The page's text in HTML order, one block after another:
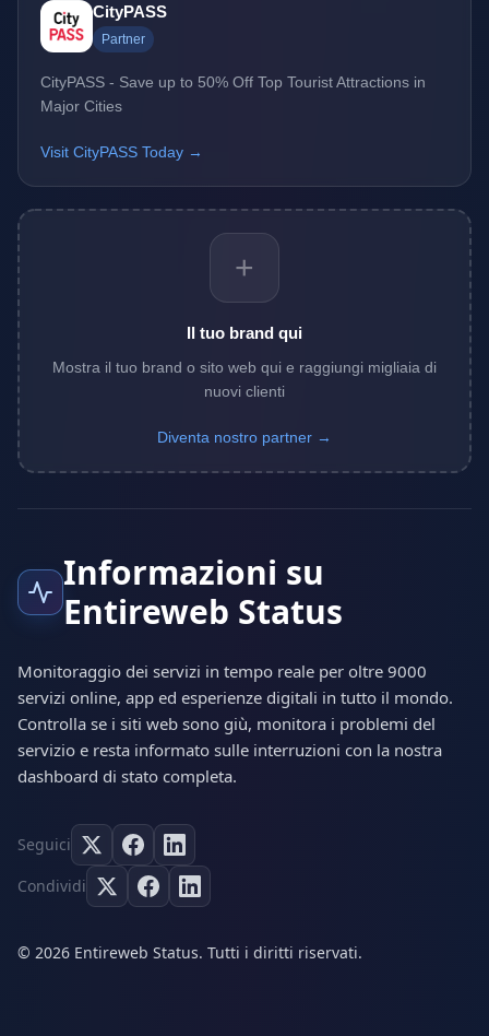
CityPASS
Partner
CityPASS - Save up to 50% Off Top Tourist Attractions in
Major Cities
Visit CityPASS Today →
+
Il tuo brand qui
Mostra il tuo brand o sito web qui e raggiungi migliaia di
nuovi clienti
Diventa nostro partner →
Informazioni su
Entireweb Status
Monitoraggio dei servizi in tempo reale per oltre 9000
servizi online, app ed esperienze digitali in tutto il mondo.
Controlla se i siti web sono giù, monitora i problemi del
servizio e resta informato sulle interruzioni con la nostra
dashboard di stato completa.
Seguici
Condividi
© 2026 Entireweb Status. Tutti i diritti riservati.